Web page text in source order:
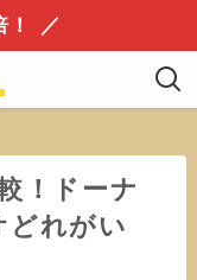
！ ／
！ドーナ
どれがい